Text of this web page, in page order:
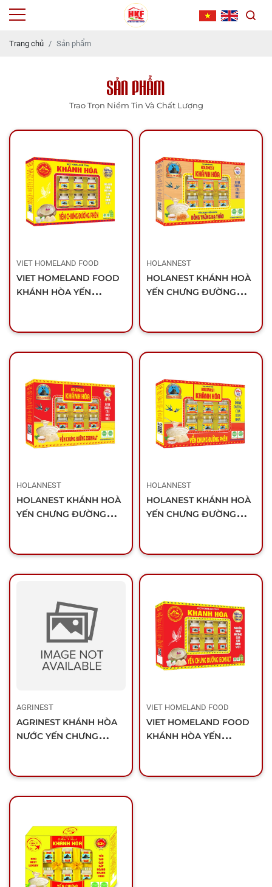
Trang chủ Sản phẩm
SẢN PHẨM
Trao Trọn Niềm Tin Và Chất Lượng
VIET HOMELAND FOOD
VIET HOMELAND FOOD
KHÁNH HÒA YẾN
HOLANNEST
HOLANEST KHÁNH HOÀ
YẾN CHƯNG ĐƯỜNG
HOLANNEST
HOLANEST KHÁNH HOÀ
YẾN CHƯNG ĐƯỜNG
HOLANNEST
HOLANEST KHÁNH HOÀ
YẾN CHƯNG ĐƯỜNG
AGRINEST
AGRINEST KHÁNH HÒA
NƯỚC YẾN CHƯNG
VIET HOMELAND FOOD
VIET HOMELAND FOOD
KHÁNH HÒA YẾN